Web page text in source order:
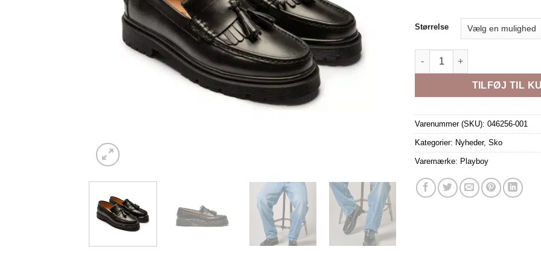
Størrelse
BAKER BLACK PB100393 SKO
TILFØJ TIL
Varenummer (SKU): 046256-001
Kategorier: Nyheder, Sko
Varemærke: Playboy